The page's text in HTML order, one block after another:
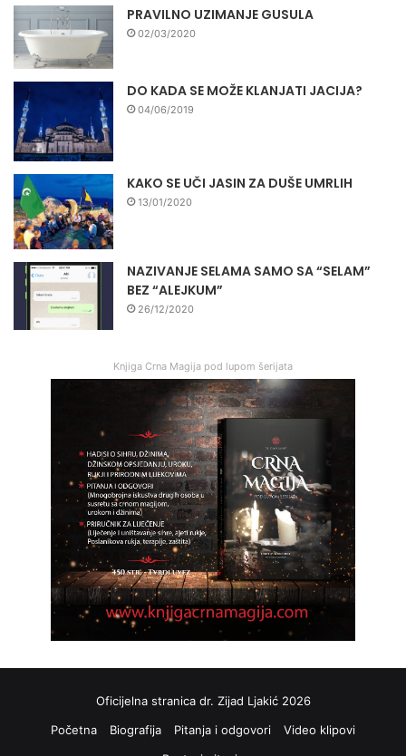
PRAVILNO UZIMANJE GUSULA
02/03/2020
DO KADA SE MOŽE KLANJATI JACIJA?
04/06/2019
KAKO SE UČI JASIN ZA DUŠE UMRLIH
13/01/2020
NAZIVANJE SELAMA SAMO SA “SELAM”
BEZ “ALEJKUM”
26/12/2020
Knjiga Crna Magija pod lupom šerijata
Oficijelna stranica dr. Zijad Ljakić 2026
Početna
Biografija Pitanja i odgovori
Video klipovi